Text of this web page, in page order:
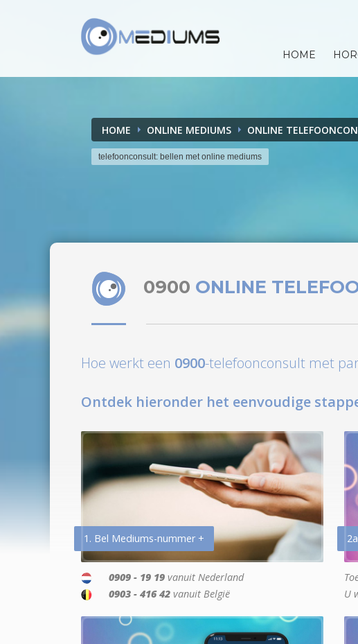
HOME
HOME ONLINE MEDIUMS ONLINE
telefoonconsult: bellen met online mediums
0900 ONLINE
Hoe werkt een 0900-telefoonconsult met
Ontdek hieronder het eenvoudige
1. Bel Mediums-nummer +
0909 - 19 19 vanuit Nederland
0903 - 416 42 vanuit België
U